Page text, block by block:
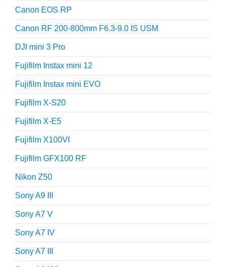
Canon EOS RP
Canon RF 200-800mm F6.3-9.0 IS USM
DJI mini 3 Pro
Fujifilm Instax mini 12
Fujifilm Instax mini EVO
Fujifilm X-S20
Fujifilm X-E5
Fujifilm X100VI
Fujifilm GFX100 RF
Nikon Z50
Sony A9 III
Sony A7 V
Sony A7 IV
Sony A7 III